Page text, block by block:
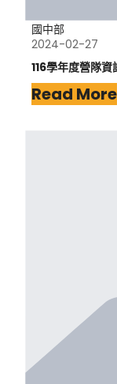
國中部
2024-02-27
116學年度營隊資
Read More